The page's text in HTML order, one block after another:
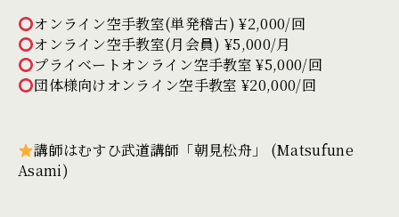
オンライン空手教室(単発稽古) ¥2,000/回
オンライン空手教室(月会員) ¥5,000/月
プライベートオンライン空手教室 ¥5,000/回
団体様向けオンライン空手教室 ¥20,000/回
講師はむすひ武道講師「朝見松舟」 (Matsufune
Asami)